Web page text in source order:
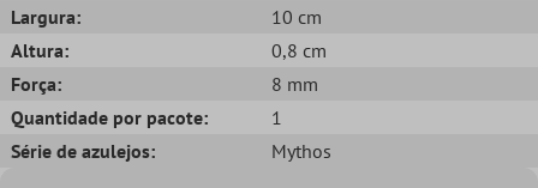
Largura:
10 cm
Altura:
0,8 cm
Força:
8 mm
Quantidade por pacote:
1
Série de azulejos:
Mythos